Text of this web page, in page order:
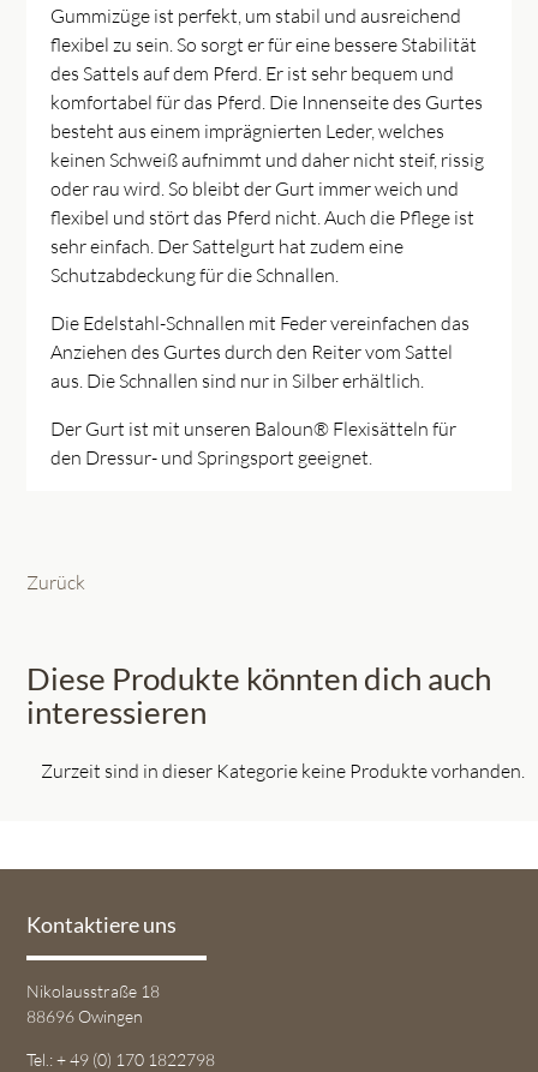
Gummizüge ist perfekt, um stabil und ausreichend
flexibel zu sein. So sorgt er für eine bessere Stabilität
des Sattels auf dem Pferd. Er ist sehr bequem und
komfortabel für das Pferd. Die Innenseite des Gurtes
besteht aus einem imprägnierten Leder, welches
keinen Schweiß aufnimmt und daher nicht steif, rissig
oder rau wird. So bleibt der Gurt immer weich und
flexibel und stört das Pferd nicht. Auch die Pflege ist
sehr einfach. Der Sattelgurt hat zudem eine
Schutzabdeckung für die Schnallen.
Die Edelstahl-Schnallen mit Feder vereinfachen das
Anziehen des Gurtes durch den Reiter vom Sattel
aus. Die Schnallen sind nur in Silber erhältlich.
Der Gurt ist mit unseren Baloun® Flexisätteln für
den Dressur- und Springsport geeignet.
Zurück
Diese Produkte könnten dich auch
interessieren
Zurzeit sind in dieser Kategorie keine Produkte vorhanden.
Kontaktiere uns
Nikolausstraße 18
88696 Owingen
Tel.: + 49 (0) 170 1822798